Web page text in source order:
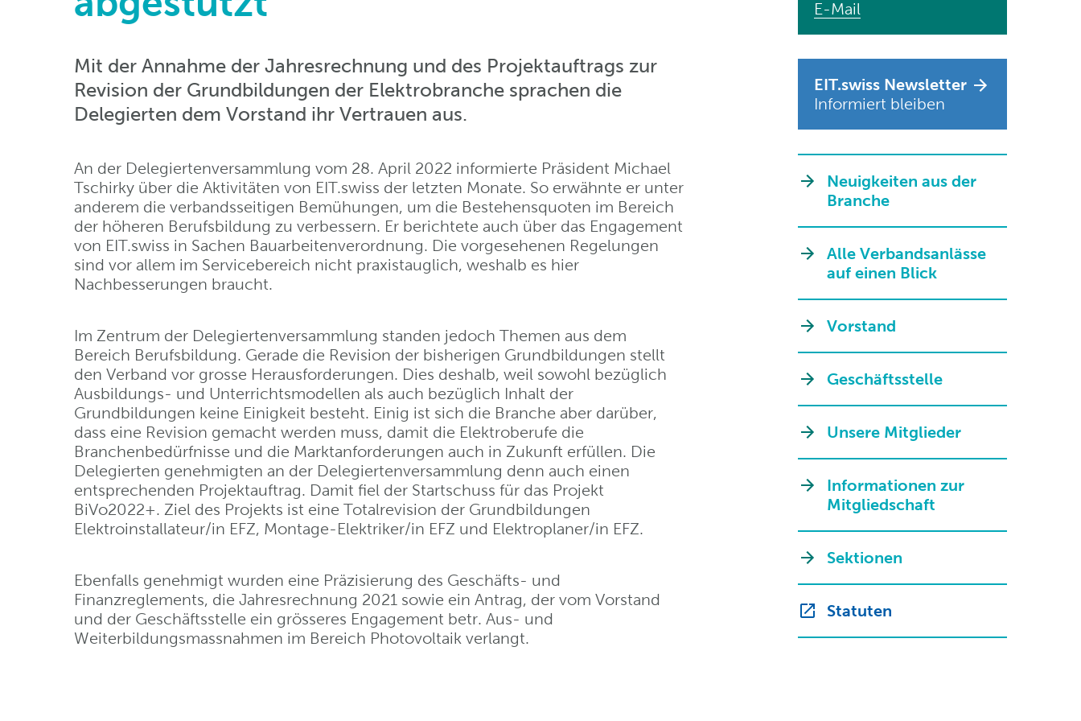
Mit der Annahme der Jahresrechnung und des Projektauftrags zur
Revision der Grundbildungen der Elektrobranche sprachen die
Delegierten dem Vorstand ihr Vertrauen aus.
An der Delegiertenversammlung vom 28. April 2022 informierte Präsident Michael
Tschirky über die Aktivitäten von EIT.swiss der letzten Monate. So erwähnte er unter
anderem die verbandsseitigen Bemühungen, um die Bestehensquoten im Bereich
der höheren Berufsbildung zu verbessern. Er berichtete auch über das Engagement
von EIT.swiss in Sachen Bauarbeitenverordnung. Die vorgesehenen Regelungen
sind vor allem im Servicebereich nicht praxistauglich, weshalb es hier
Nachbesserungen braucht.
Im Zentrum der Delegiertenversammlung standen jedoch Themen aus dem
Bereich Berufsbildung. Gerade die Revision der bisherigen Grundbildungen stellt
den Verband vor grosse Herausforderungen. Dies deshalb, weil sowohl bezüglich
Ausbildungs- und Unterrichtsmodellen als auch bezüglich Inhalt der
Grundbildungen keine Einigkeit besteht. Einig ist sich die Branche aber darüber,
dass eine Revision gemacht werden muss, damit die Elektroberufe die
Branchenbedürfnisse und die Marktanforderungen auch in Zukunft erfüllen. Die
Delegierten genehmigten an der Delegiertenversammlung denn auch einen
entsprechenden Projektauftrag. Damit fiel der Startschuss für das Projekt
BiVo2022+. Ziel des Projekts ist eine Totalrevision der Grundbildungen
Elektroinstallateur/in EFZ, Montage-Elektriker/in EFZ und Elektroplaner/in EFZ.
Ebenfalls genehmigt wurden eine Präzisierung des Geschäfts- und
Finanzreglements, die Jahresrechnung 2021 sowie ein Antrag, der vom Vorstand
und der Geschäftsstelle ein grösseres Engagement betr. Aus- und
Weiterbildungsmassnahmen im Bereich Photovoltaik verlangt.
E-Mail
EIT.swiss Newsletter
Informiert bleiben
Neuigkeiten aus der
Branche
Alle Verbandsanlässe
auf einen Blick
Vorstand
Geschäftsstelle
Unsere Mitglieder
Informationen zur
Mitgliedschaft
Sektionen
Statuten